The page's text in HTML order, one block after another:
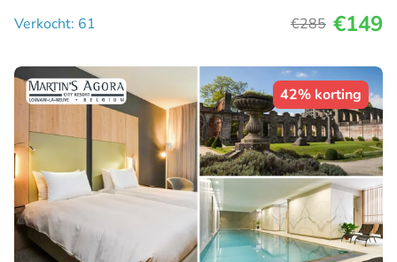
Verkocht: 61
€285 €149
42% korting